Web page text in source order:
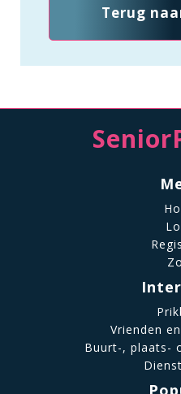
Terug
Vrienden
Buurt-, plaats-